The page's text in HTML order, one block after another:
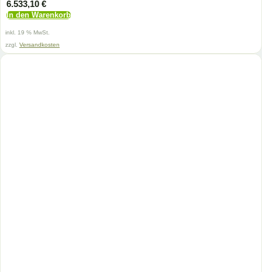
6.533,10 €
In den Warenkorb
inkl. 19 % MwSt.
zzgl. Versandkosten